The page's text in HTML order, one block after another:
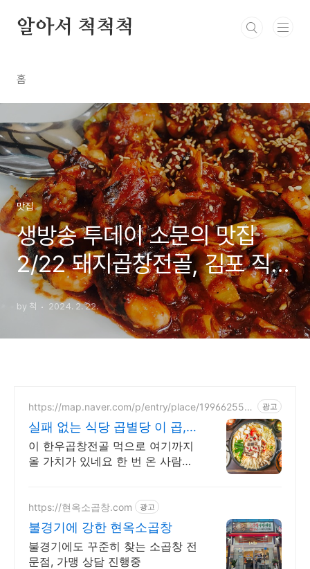
알아서 척척척
홈
맛집
생방송 투데이 소문의 맛집
2/22 돼지곱창전골, 김포 직화
주꾸미 막국수 쭈꾸미 메밀국
수
by 척 2024. 2. 22.
https://map.naver.com/p/entry/place/199662557
광고
실패 없는 식당 곱별당 이 곱,
왜 이렇게 부드러워
이 한우곱창전골 먹으로 여기까지
올 가치가 있네요 한 번 온 사람은
https://현옥소곱창.com 광고
불경기에 강한 현옥소곱창
불경기에도 꾸준히 찾는 소곱창 전
문점, 가맹 상담 진행중